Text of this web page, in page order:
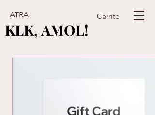
ATRA Carrito
KLK, AMOL!
KLK, AMOL!